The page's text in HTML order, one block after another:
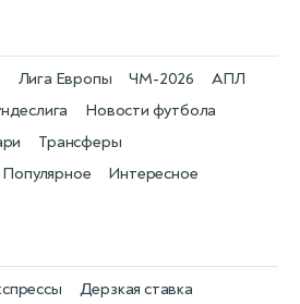
Новости футбола
Лига Европы
Трансферы
ЧМ-2026 АПЛ
Популярное Интересное
Дерзкая ставка